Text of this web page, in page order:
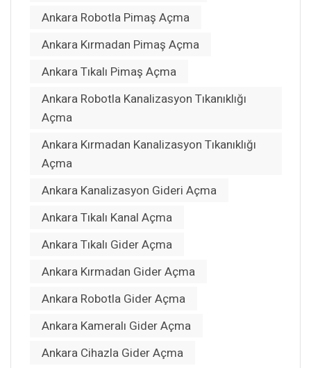
Ankara Robotla Pimaş Açma
Ankara Kırmadan Pimaş Açma
Ankara Tıkalı Pimaş Açma
Ankara Robotla Kanalizasyon Tıkanıklığı
Açma
Ankara Kırmadan Kanalizasyon Tıkanıklığı
Açma
Ankara Kanalizasyon Gideri Açma
Ankara Tıkalı Kanal Açma
Ankara Tıkalı Gider Açma
Ankara Kırmadan Gider Açma
Ankara Robotla Gider Açma
Ankara Kameralı Gider Açma
Ankara Cihazla Gider Açma